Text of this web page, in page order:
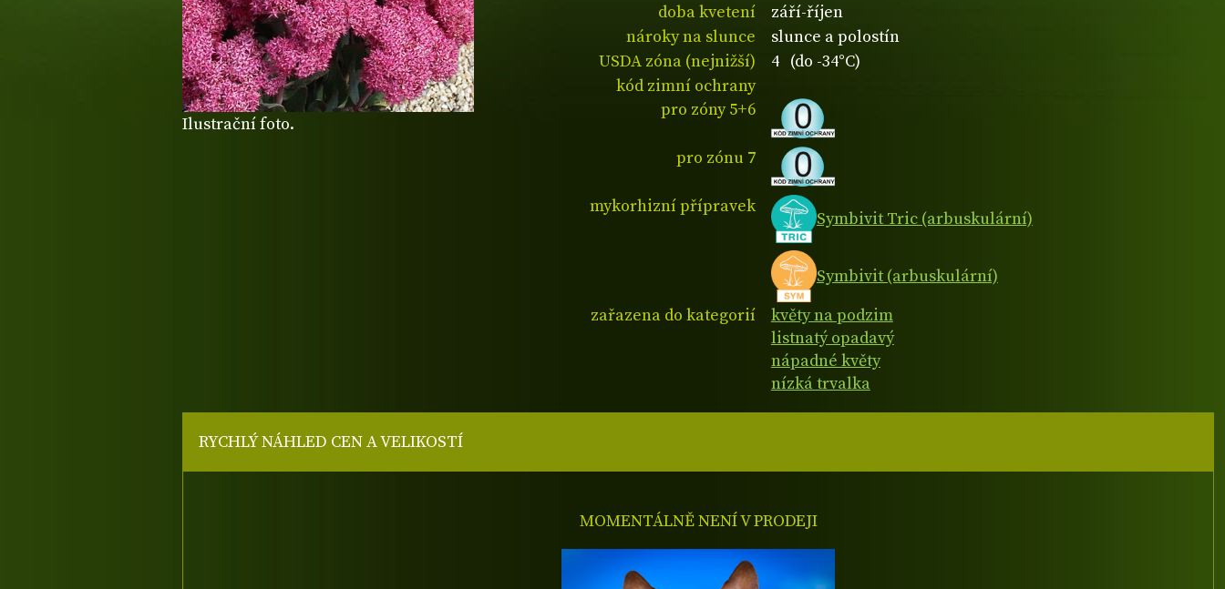
Ilustrační foto.
doba kvetení
září-říjen
nároky na slunce
slunce a polostín
USDA zóna (nejnižší)
4 (do -34°C)
kód zimní ochrany
pro zóny 5+6
pro zónu 7
mykorhizní přípravek
Symbivit Tric (arbuskulární)
Symbivit (arbuskulární)
zařazena do kategorií
květy na podzim
listnatý opadavý
nápadné květy
nízká trvalka
RYCHLÝ NÁHLED CEN A VELIKOSTÍ
MOMENTÁLNĚ NENÍ V PRODEJI